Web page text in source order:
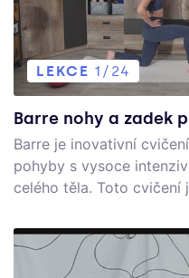
LEKCE 1/24
Barre nohy a zadek
Barre je inovativní
pohyby s vysoce
celého těla. Toto cvičení